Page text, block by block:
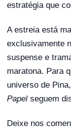
estratégia que
A estreia está
exclusivamente
suspense e
maratona. Para
universo de
Papel seguem
Deixe nos